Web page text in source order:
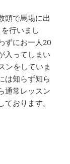
頭で馬場に出
行いまし
ずにお一人20
入ってしまい
ンをしていま
は知らず知ら
通常レッスン
おります。